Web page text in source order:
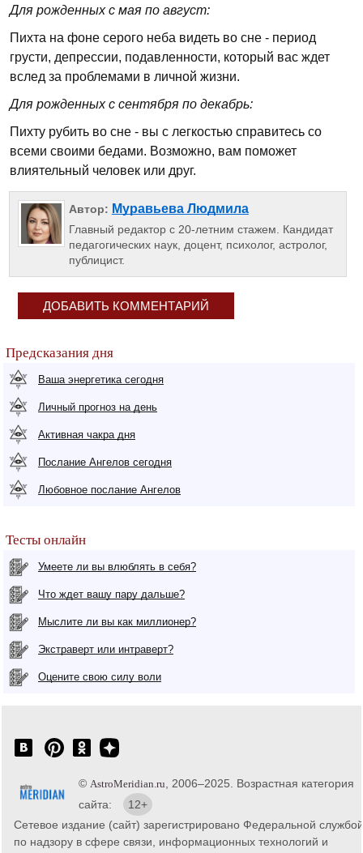
Для рожденных с мая по август:
Пихта на фоне серого неба видеть во сне - период
грусти, депрессии, подавленности, который вас ждет
вслед за проблемами в личной жизни.
Для рожденных с сентября по декабрь:
Пихту рубить во сне - вы с легкостью справитесь со
всеми своими бедами. Возможно, вам поможет
влиятельный человек или друг.
Автор: Муравьева Людмила
Главный редактор с 20-летним стажем. Кандидат
педагогических наук, доцент, психолог, астролог,
публицист.
ДОБАВИТЬ КОММЕНТАРИЙ
Предсказания дня
Ваша энергетика сегодня
Личный прогноз на день
Активная чакра дня
Послание Ангелов сегодня
Любовное послание Ангелов
Тесты онлайн
Умеете ли вы влюблять в себя?
Что ждет вашу пару дальше?
Мыслите ли вы как миллионер?
Экстраверт или интраверт?
Оцените свою силу воли
© AstroMeridian.ru , 2006–2025. Возрастная категория
сайта:
12+
Сетевое издание (сайт) зарегистрировано Федеральной службой
по надзору в сфере связи, информационных технологий и